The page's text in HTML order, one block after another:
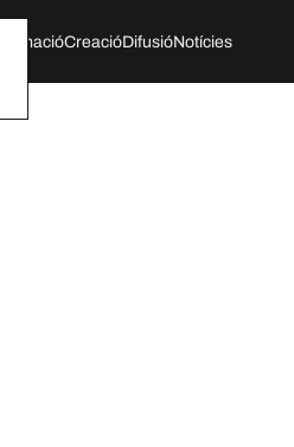
FormacióCreacióDifusióNotícies